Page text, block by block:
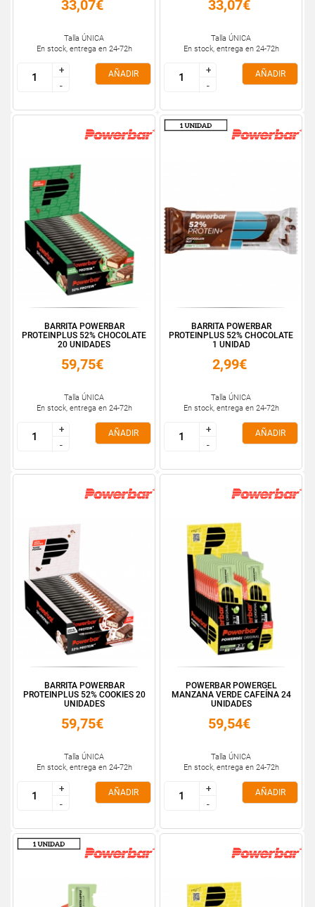
33,07€
Talla ÚNICA
En stock, entrega en 24-72h
+
-
+
-
AÑADIR
33,07€
Talla ÚNICA
En stock, entrega en 24-72h
+
-
+
-
AÑADIR
BARRITA POWERBAR
PROTEINPLUS 52% CHOCOLATE
20 UNIDADES
59,75€
Talla ÚNICA
En stock, entrega en 24-72h
+
-
+
-
AÑADIR
BARRITA POWERBAR
PROTEINPLUS 52% CHOCOLATE
1 UNIDAD
2,99€
Talla ÚNICA
En stock, entrega en 24-72h
+
-
+
-
AÑADIR
BARRITA POWERBAR
PROTEINPLUS 52% COOKIES 20
UNIDADES
59,75€
Talla ÚNICA
En stock, entrega en 24-72h
+
-
+
-
AÑADIR
POWERBAR POWERGEL
MANZANA VERDE CAFEÍNA 24
UNIDADES
59,54€
Talla ÚNICA
En stock, entrega en 24-72h
+
-
+
-
AÑADIR